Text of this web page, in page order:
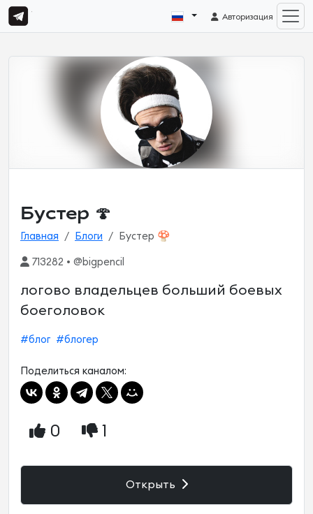
Авторизация
Бустер 🍄
Главная Блоги Бустер 🍄
713282 • @bigpencil
логово владельцев больший боевых
боеголовок
#блог #блогер
Поделиться каналом:
0 1
Открыть